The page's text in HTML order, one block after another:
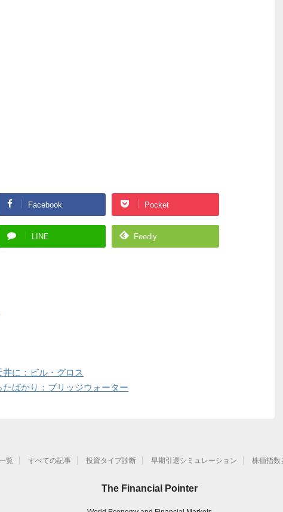
Facebook Pocket
LINE Feedly
に：ビル・グロス
ばかり：ブリッジウォーター
覧 すべての記事 投資タイプ診断 早期引退シミュレーション 株価指数
The Financial Pointer